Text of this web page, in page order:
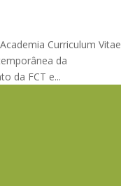
Curriculum Vitae
da
da FCT e...